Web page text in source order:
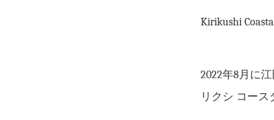
Kirikushi
2022年8月に
リクシ コース